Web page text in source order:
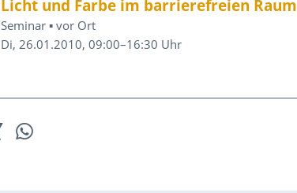
Licht und Farbe im barrierefreien Raum
Seminar ▪ vor Ort
Di, 26.01.2010, 09:00–16:30 Uhr